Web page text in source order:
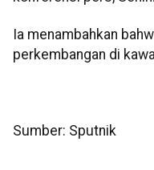
Ia menambahkan
perkembangan di
Sumber: Sputnik